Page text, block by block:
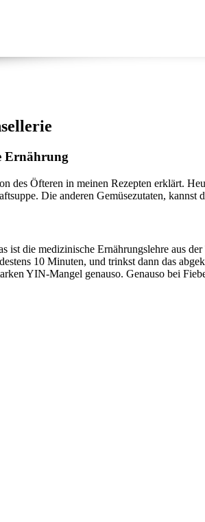
Ernährung
des Öfteren in meinen Rezepten erklärt.
Die anderen Gemüsezutaten,
die medizinische Ernährungslehre aus
10 Minuten, und trinkst dann das
YIN-Mangel genauso. Genauso bei